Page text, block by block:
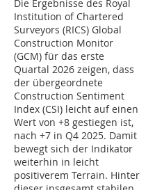
Die Ergebnisse des Royal
Institution of Chartered
Surveyors (RICS) Global
Construction Monitor
(GCM) für das erste
Quartal 2026 zeigen, dass
der übergeordnete
Construction Sentiment
Index (CSI) leicht auf einen
Wert von +8 gestiegen ist,
nach +7 in Q4 2025. Damit
bewegt sich der Indikator
weiterhin in leicht
positiverem Terrain. Hinter